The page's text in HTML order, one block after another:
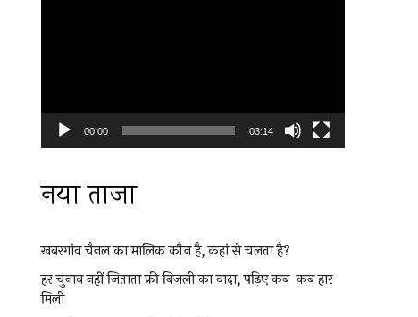
00:00 03:14
नया ताजा
खबरगांव चैनल का मालिक कौन है, कहां से चलता है?
हर चुनाव नहीं जिताता फ्री बिजली का वादा, पढ़िए कब-कब हार
मिली